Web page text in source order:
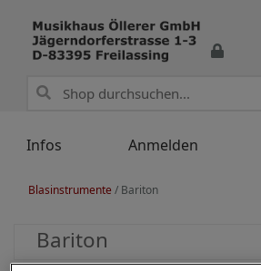
Infos Anmelden
Blasinstrumente / Bariton
Bariton